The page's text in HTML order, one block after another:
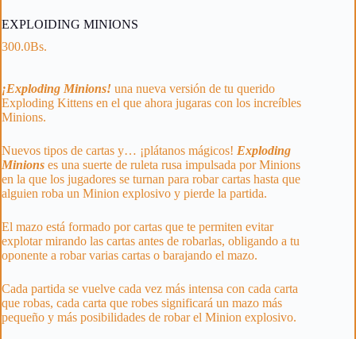
EXPLOIDING MINIONS
300.0Bs.
¡Exploding Minions! una nueva versión de tu querido
Exploding Kittens en el que ahora jugaras con los increíbles
Minions.
Nuevos tipos de cartas y… ¡plátanos mágicos! Exploding
Minions es una suerte de ruleta rusa impulsada por Minions
en la que los jugadores se turnan para robar cartas hasta que
alguien roba un Minion explosivo y pierde la partida.
El mazo está formado por cartas que te permiten evitar
explotar mirando las cartas antes de robarlas, obligando a tu
oponente a robar varias cartas o barajando el mazo.
Cada partida se vuelve cada vez más intensa con cada carta
que robas, cada carta que robes significará un mazo más
pequeño y más posibilidades de robar el Minion explosivo.